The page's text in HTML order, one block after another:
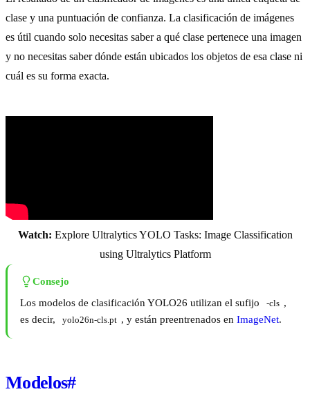
clase y una puntuación de confianza. La clasificación de imágenes
es útil cuando solo necesitas saber a qué clase pertenece una imagen
y no necesitas saber dónde están ubicados los objetos de esa clase ni
cuál es su forma exacta.
Watch: Explore Ultralytics YOLO Tasks: Image Classification
using Ultralytics Platform
Consejo
Los modelos de clasificación YOLO26 utilizan el sufijo
-cls ,
es decir,
yolo26n-cls.pt , y están preentrenados en ImageNet.
Modelos#